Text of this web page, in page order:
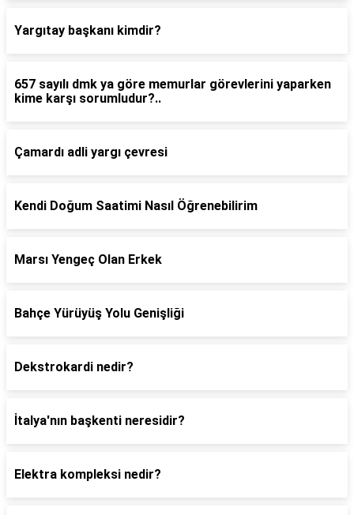
Yargıtay başkanı kimdir?
657 sayılı dmk ya göre memurlar görevlerini yaparken
kime karşı sorumludur?..
Çamardı adli yargı çevresi
Kendi Doğum Saatimi Nasıl Öğrenebilirim
Marsı Yengeç Olan Erkek
Bahçe Yürüyüş Yolu Genişliği
Dekstrokardi nedir?
İtalya'nın başkenti neresidir?
Elektra kompleksi nedir?